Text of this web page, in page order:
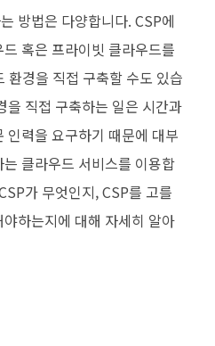
방법은 다양합니다. CSP에
혹은 프라이빗 클라우드를
환경을 직접 구축할 수도 있습
을 직접 구축하는 일은 시간과
인력을 요구하기 때문에 대부
는 클라우드 서비스를 이용합
가무엇인지, CSP를 고를
하는지에 대해 자세히 알아